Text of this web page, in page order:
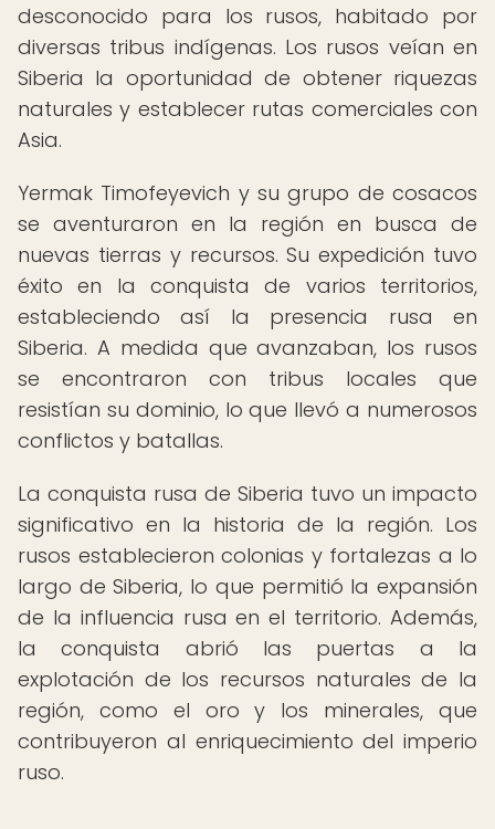
desconocido para los rusos, habitado por
diversas tribus indígenas. Los rusos veían en
Siberia la oportunidad de obtener riquezas
naturales y establecer rutas comerciales con
Asia.
Yermak Timofeyevich y su grupo de cosacos
se aventuraron en la región en busca de
nuevas tierras y recursos. Su expedición tuvo
éxito en la conquista de varios territorios,
estableciendo así la presencia rusa en
Siberia. A medida que avanzaban, los rusos
se encontraron con tribus locales que
resistían su dominio, lo que llevó a numerosos
conflictos y batallas.
La conquista rusa de Siberia tuvo un impacto
significativo en la historia de la región. Los
rusos establecieron colonias y fortalezas a lo
largo de Siberia, lo que permitió la expansión
de la influencia rusa en el territorio. Además,
la conquista abrió las puertas a la
explotación de los recursos naturales de la
región, como el oro y los minerales, que
contribuyeron al enriquecimiento del imperio
ruso.